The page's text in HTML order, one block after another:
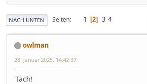
NACH UNTEN Seiten 1 2 3 4
owlman
28. Januar 2025, 14:42:37
Tach!